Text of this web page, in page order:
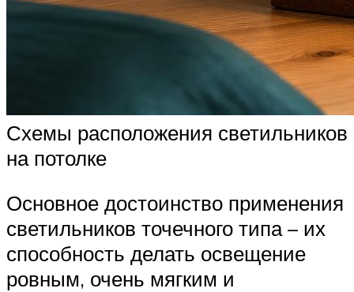
Схемы расположения светильников
на потолке
Основное достоинство применения
светильников точечного типа – их
способность делать освещение
ровным, очень мягким и